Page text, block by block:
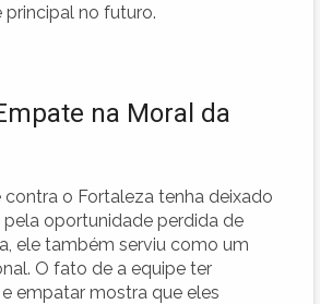
principal no futuro.
na Moral da
o Fortaleza tenha deixado
oportunidade perdida de
ele também serviu como um
O fato de a equipe ter
empatar mostra que eles